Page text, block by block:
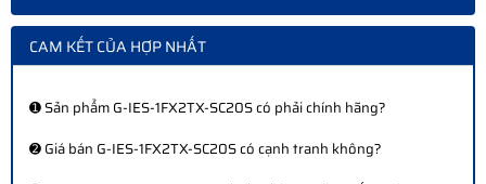
CAM KẾT CỦA HỢP NHẤT
➊ Sản phẩm G-IES-1FX2TX-SC20S có phải chính hãng?
➋ Giá bán G-IES-1FX2TX-SC20S có cạnh tranh không?